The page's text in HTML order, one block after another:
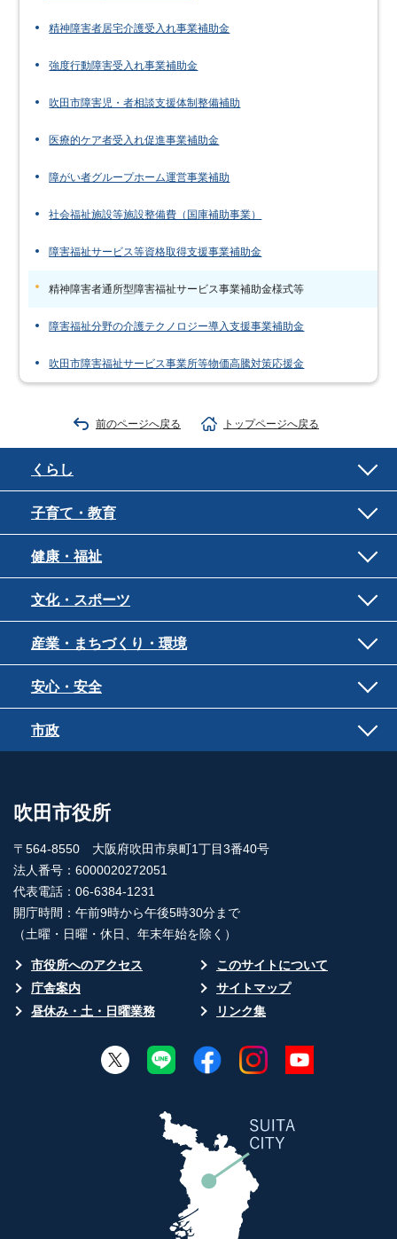
精神障害者居宅介護受入れ事業補助金
強度行動障害受入れ事業補助金
吹田市障害児・者相談支援体制整備補助
医療的ケア者受入れ促進事業補助金
障がい者グループホーム運営事業補助
社会福祉施設等施設整備費（国庫補助事業）
障害福祉サービス等資格取得支援事業補助金
精神障害者通所型障害福祉サービス事業補助金様式等
障害福祉分野の介護テクノロジー導入支援事業補助金
吹田市障害福祉サービス事業所等物価高騰対策応援金
前のページへ戻る トップページへ戻る
くらし
子育て・教育
健康・福祉
文化・スポーツ
産業・まちづくり・環境
安心・安全
市政
吹田市役所
〒564-8550 大阪府吹田市泉町1丁目3番40号
法人番号：6000020272051
代表電話：06-6384-1231
開庁時間：午前9時から午後5時30分まで
（土曜・日曜・休日、年末年始を除く）
市役所へのアクセス
このサイトについて
庁舎案内
サイトマップ
昼休み・土・日曜業務
リンク集